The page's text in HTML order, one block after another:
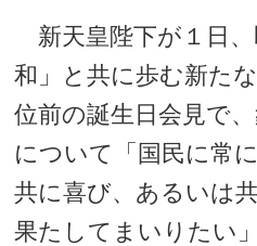
新天皇陛下が１日
和」と共に歩む新た
位前の誕生日会見で
について「国民に常
共に喜び、あるいは
果たしてまいりたい